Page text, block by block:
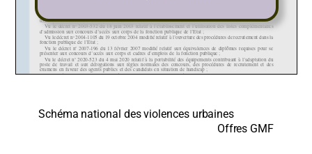
Schéma national des violences urbaines
Offres GMF